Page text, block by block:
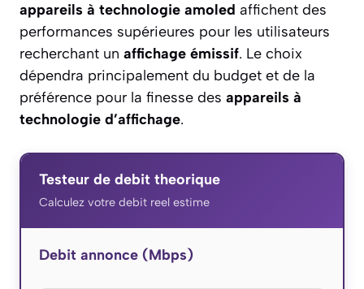
appareils à technologie amoled affichent des
performances supérieures pour les utilisateurs
recherchant un affichage émissif. Le choix
dépendra principalement du budget et de la
préférence pour la finesse des appareils à
technologie d’affichage.
Testeur de debit theorique
Calculez votre debit reel estime
Debit annonce (Mbps)